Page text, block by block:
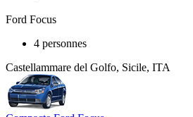
Ford Focus
4 personnes
Castellammare del Golfo, Sicile, ITA